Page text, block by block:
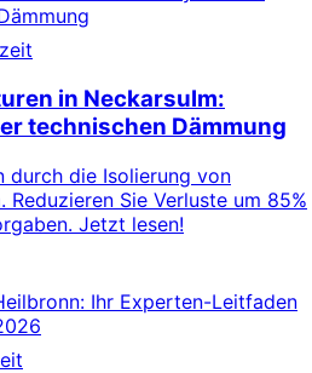
in Neckarsulm:
technischen Dämmung
durch die Isolierung von
Reduzieren Sie Verluste um 85%
Jetzt lesen!